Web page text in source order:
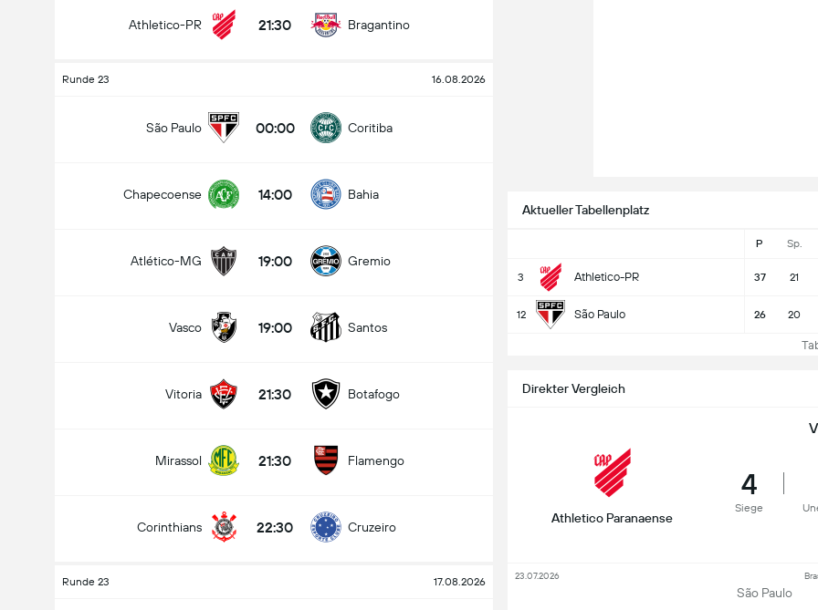
Athletico-PR 21:30 Bragantino
Runde 23 16.08.2026
São Paulo 00:00 Coritiba
Chapecoense 14:00 Bahia
Atlético-MG 19:00 Gremio
Vasco 19:00 Santos
Vitoria 21:30 Botafogo
Mirassol 21:30 Flamengo
Corinthians 22:30 Cruzeiro
Runde 23 17.08.2026
Aktueller Tabellenplatz
P Sp.
3 Athletico-PR 37 21
12 São Paulo 26 20
Direkter Vergleich
Athletico Paranaense
4
Siege
São Paulo
23.07.2026